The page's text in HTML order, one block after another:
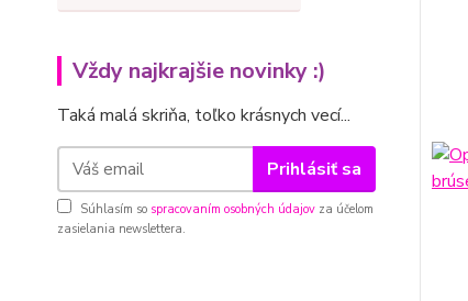
Vždy najkrajšie novinky :)
Taká malá skriňa, toľko krásnych vecí...
Prihlásiť sa
Súhlasím so spracovaním osobných údajov za účelom
zasielania newslettera.